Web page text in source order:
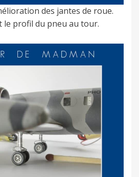
des jantes de roue.
le profil du pneu au tour.